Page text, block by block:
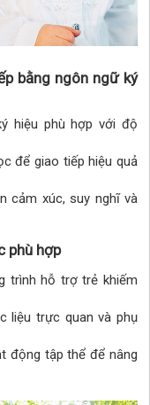
bằng ngôn ngữ ký
hiệu phù hợp với độ
để giao tiếp hiệu quả
cảm xúc, suy nghĩ và
phù hợp
trình hỗ trợ trẻ khiếm
liệu trực quan và phụ
động tập thể để nâng